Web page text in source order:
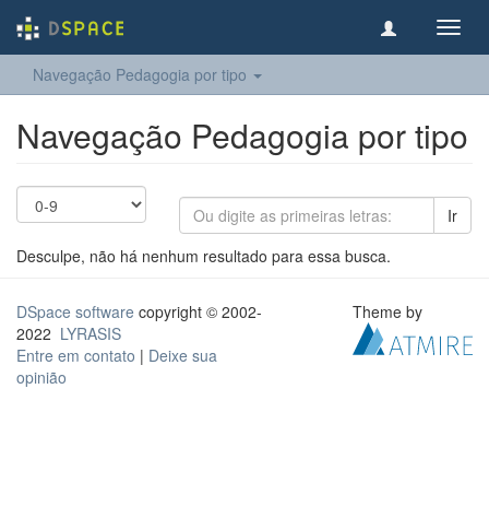
Navegação Pedagogia por tipo
Navegação Pedagogia por tipo
Ir
Desculpe, não há nenhum resultado para essa busca.
DSpace software copyright © 2002-
2022 LYRASIS
Entre em contato | Deixe sua
opinião
Theme by